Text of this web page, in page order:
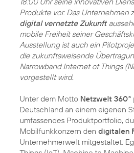
Produkte vor. Das Unternehmen
digital vernetzte Zukunft
mobile Freiheit seiner
Ausstellung ist auch ein
die zukunftsweisende
Narrowband Internet of Things
vorgestellt wird.
Unter dem Motto Netzwelt 360°
Deutschland an einem eigenen
umfassendes Produktportfolio,
Mobilfunkkonzern den digitalen
Unternehmerwelt mitgestaltet.